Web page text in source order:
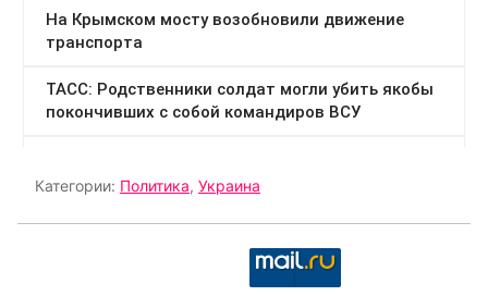
Категории: Политика, Украина